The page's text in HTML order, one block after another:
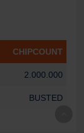
CHIPCOUNT
2.000.000
BUSTED